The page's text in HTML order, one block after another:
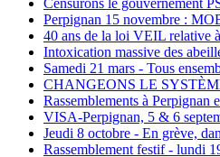
Censurons le gouvernement
Perpignan 15 novembre :
40 ans de la loi VEIL relative
Intoxication massive des
Samedi 21 mars - Tous
CHANGEONS LE
Rassemblements à Perpignan
VISA-Perpignan, 5 & 6
Jeudi 8 octobre - En grève,
Rassemblement festif - lundi